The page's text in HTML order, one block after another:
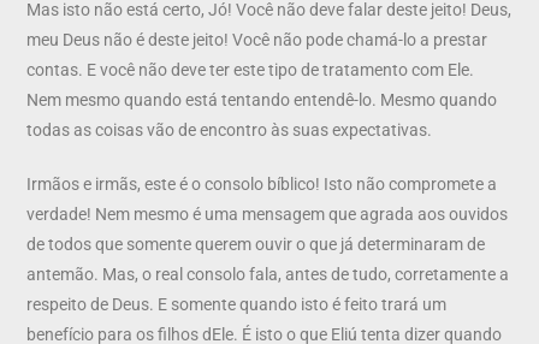
Mas isto não está certo, Jó! Você não deve falar deste jeito! Deus,
meu Deus não é deste jeito! Você não pode chamá-lo a prestar
contas. E você não deve ter este tipo de tratamento com Ele.
Nem mesmo quando está tentando entendê-lo. Mesmo quando
todas as coisas vão de encontro às suas expectativas.
Irmãos e irmãs, este é o consolo bíblico! Isto não compromete a
verdade! Nem mesmo é uma mensagem que agrada aos ouvidos
de todos que somente querem ouvir o que já determinaram de
antemão. Mas, o real consolo fala, antes de tudo, corretamente a
respeito de Deus. E somente quando isto é feito trará um
benefício para os filhos dEle. É isto o que Eliú tenta dizer quando